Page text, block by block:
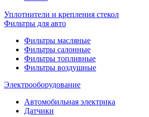
Уплотнители и крепления стекол
Фильтры для авто
Фильтры масляные
Фильтры салонные
Фильтры топливные
Фильтры воздушные
Электрооборудование
Автомобильная электрика
Датчики